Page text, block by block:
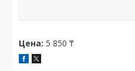
Цена: 5 850 ₸